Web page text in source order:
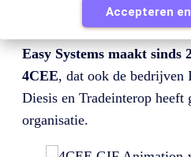
Accepteren
purchase to pay.
Easy Systems maakt sinds
4CEE, dat ook de bedrijven
Diesis en Tradeinterop heeft
organisatie.